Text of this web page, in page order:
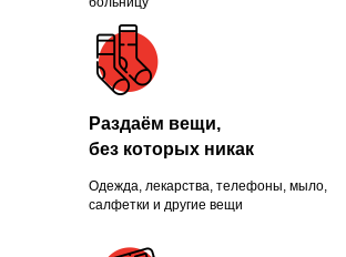
Одежда, лекарства, телефоны, мыло,
салфетки и другие вещи
Раздаём вещи,
без которых никак
1300 нуждающихся и
продолжаем это делать
каждый день
ПРИСОЕДИНИТЬСЯ